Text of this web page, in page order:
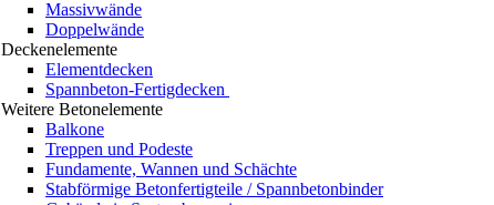
Massivwände
Doppelwände
Deckenelemente
Elementdecken
Spannbeton-Fertigdecken
Weitere Betonelemente
Balkone
Treppen und Podeste
Fundamente, Wannen und Schächte
Stabförmige Betonfertigteile / Spannbetonbinder